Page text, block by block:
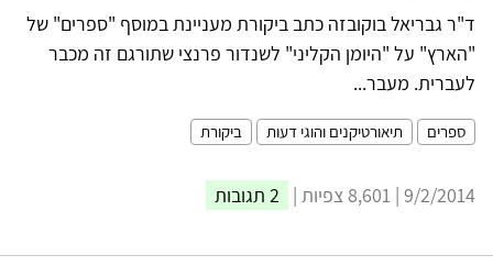
ד"ר גבריאל בוקובזה כתב ביקורת מעניינת במוסף "ספרים" של
"הארץ" על "היומן הקליני" לשנדור פרנצי שתורגם זה מכבר
לעברית. מעבר...
ספרים תיאורטיקנים והוגי דעות ביקורת
9/2/2014 | 8,601 צפיות | 2 תגובות